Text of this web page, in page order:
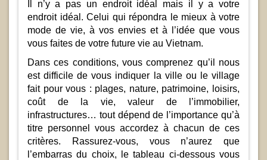
Il n’y a pas un endroit idéal mais il y a votre
endroit idéal. Celui qui répondra le mieux à votre
mode de vie, à vos envies et à l’idée que vous
vous faites de votre future vie au Vietnam.
Dans ces conditions, vous comprenez qu’il nous
est difficile de vous indiquer la ville ou le village
fait pour vous : plages, nature, patrimoine, loisirs,
coût de la vie, valeur de l’immobilier,
infrastructures… tout dépend de l’importance qu’à
titre personnel vous accordez à chacun de ces
critères. Rassurez-vous, vous n’aurez que
l’embarras du choix, le tableau ci-dessous vous